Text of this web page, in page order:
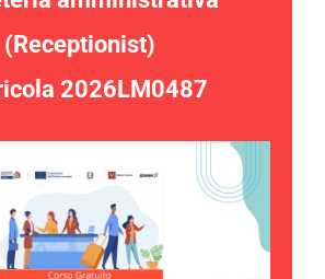
(Receptionist)
2026LM0487